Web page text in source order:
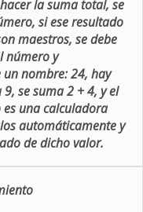
la suma total, se
si ese resultado
maestros, se debe
número y
nombre: 24, hay
se suma 2 + 4, y el
una calculadora
automáticamente y
de dicho valor.